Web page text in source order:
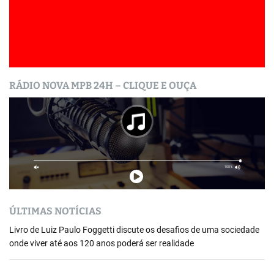
RÁDIO NOVA MPB 24H – CLIQUE E OUÇA
ÚLTIMAS NOTÍCIAS
Livro de Luiz Paulo Foggetti discute os desafios de uma sociedade
onde viver até aos 120 anos poderá ser realidade